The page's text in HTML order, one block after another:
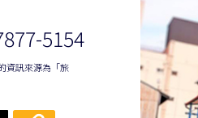
5154
資訊來源為「旅